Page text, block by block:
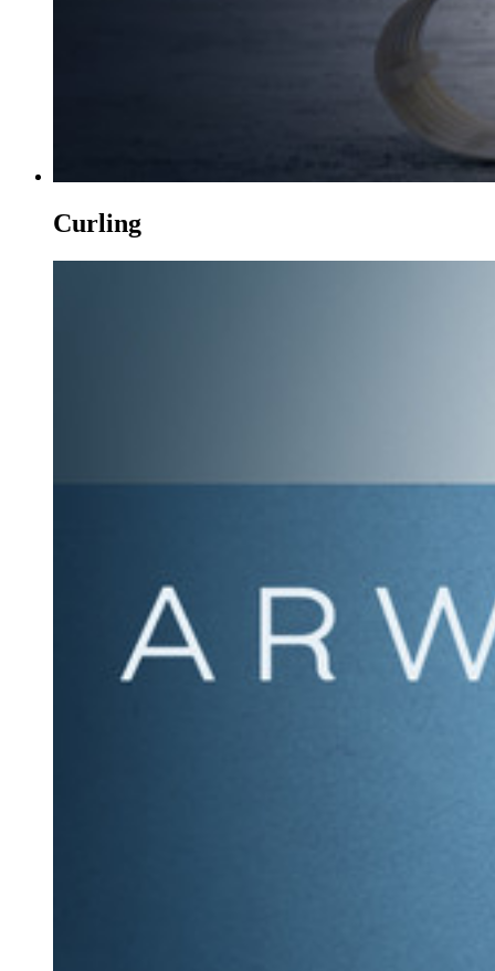
Curling